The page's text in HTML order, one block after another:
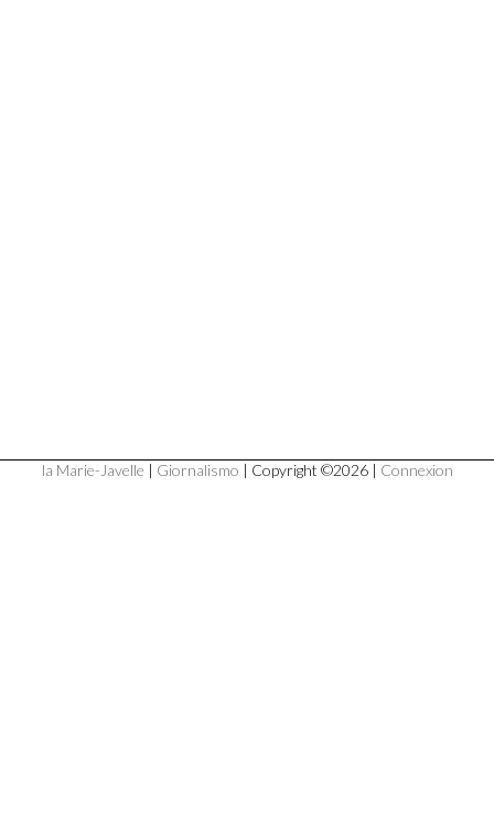
la Marie-Javelle | Giornalismo | Copyright ©2026 | Connexion